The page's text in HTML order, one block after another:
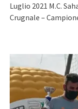
Luglio 2021 M.C.
Crugnale –